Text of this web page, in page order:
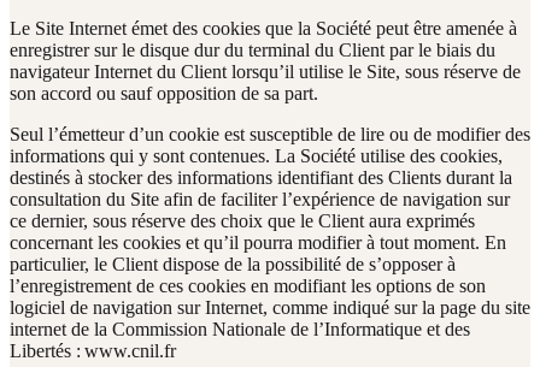
Le Site Internet émet des cookies que la Société peut être amenée à
enregistrer sur le disque dur du terminal du Client par le biais du
navigateur Internet du Client lorsqu’il utilise le Site, sous réserve de
son accord ou sauf opposition de sa part.
Seul l’émetteur d’un cookie est susceptible de lire ou de modifier des
informations qui y sont contenues. La Société utilise des cookies,
destinés à stocker des informations identifiant des Clients durant la
consultation du Site afin de faciliter l’expérience de navigation sur
ce dernier, sous réserve des choix que le Client aura exprimés
concernant les cookies et qu’il pourra modifier à tout moment. En
particulier, le Client dispose de la possibilité de s’opposer à
l’enregistrement de ces cookies en modifiant les options de son
logiciel de navigation sur Internet, comme indiqué sur la page du site
internet de la Commission Nationale de l’Informatique et des
Libertés : www.cnil.fr